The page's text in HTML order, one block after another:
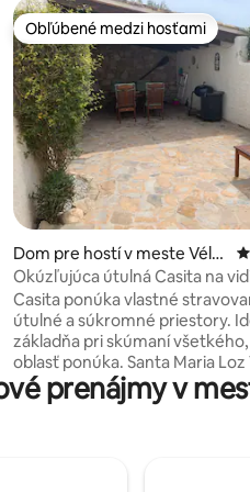
ohodnotenie 5 z 5, počet
Obľúbené medzi hosťami
Obľúbené medzi hosťami
Dom pre hostí v meste Véle
z-Blanco
Okúzľujúca útulná Casita na
Španielsku
Casita ponúka vlastné
útulné a súkromné priestory.
základňa pri skúmaní
oblasť ponúka. Santa Maria Loz
nádherný národný park pre
cyklistov, ktorý sa nachádza na
miestami na prehliadku. Vďaka
prenájmy v